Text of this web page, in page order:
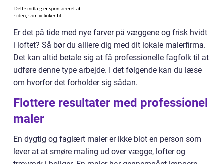
Er det på tide med nye farver på væggene og frisk hvidt
i loftet? Så bør du alliere dig med dit lokale malerfirma.
Det kan altid betale sig at få professionelle fagfolk til at
udføre denne type arbejde. I det følgende kan du læse
om hvorfor det forholder sig sådan.
Flottere resultater med professionel
maler
En dygtig og faglært maler er ikke blot en person som
lever at at smøre maling ud over vægge, lofter og